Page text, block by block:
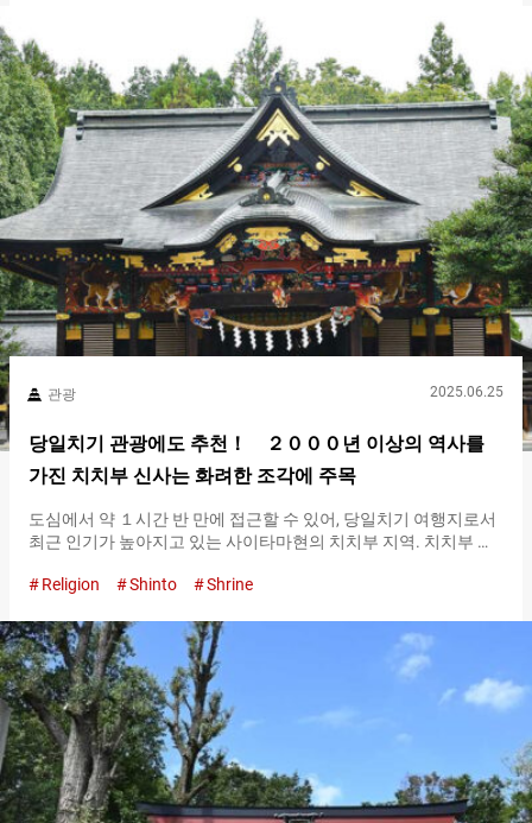
광객이 방문하는 장소입니다. 큰 도리이를 지나 언덕을 올라 경내
로 약간 높은 곳에 있는 히에 신사로 가는 길은 여러 가지가 있습니
다. 특히 오르기 쉬운 방법은, 『산노바시（Sannō Bridge）』에서
가는 방법입니다. 소토보리 길을 다메이케산노역 쪽에서 걸어가면
보이는 큰 도리이를 지나 계단을 오르면 경내에 도착합니다. 여기
에는 에스컬레이터도 있어서, 큰 짐을 가지고 있어도 안심입니다.
『산노바시（Sannō Bridge）』 의 큰 도리이 또한, 아카사카미쓰
케역에서 걸어오면 보이는 큰 도리이를 지나 서참도 루트로 방문
할 수도 있습니다. 서참도의 큰 도리이 하지만, 본래의 참도는 이
두 가지 루트에서 동쪽으로 돌아간 장소입니다. 정면에서 참배하
고 싶은 사람은,…
관광 2025.06.25
당일치기 관광에도 추천！ ２０００년 이상의 역사를
가진 치치부 신사는 화려한 조각에 주목
도심에서 약 １시간 반 만에 접근할 수 있어, 당일치기 여행지로서
최근 인기가 높아지고 있는 사이타마현의 치치부 지역. 치치부 신
내에서의 접근성이 뛰어나다！ 치치부국의 총진수 치치부 신사는
지역에 있었던 『지지부노 쿠니（Chichibu no Kuni）』의 총진수
로서 열려, 지금도 많은 참배자가 방문합니다. 치치부 철도의 치치
부역에서 도보 ３분, 세이부 치치부역에서 도보 １５분으로, 접근
성도 매력적입니다. 치치부 신사가 있는 곳은, 초록이 풍부한 자연
이 남아 있는 치치부 지방의 중심지입니다. 경내에 한 발을 들여놓
으면, 나무들로 둘러싸인 조용한 공간이 펼쳐집니다. 경내에 들어
가면, 먼저 배전에서 참배를 합시다. 헌금을 헌금함에 넣고, 두 번
깊이 절한 후에, 박수를 두 번 치고, 조용히 손을 모아 기도합니다.
그리고 마지막으로 한 번 더 절을. 이례이박수일례의 스타일로 참
Religion Shinto Shrine